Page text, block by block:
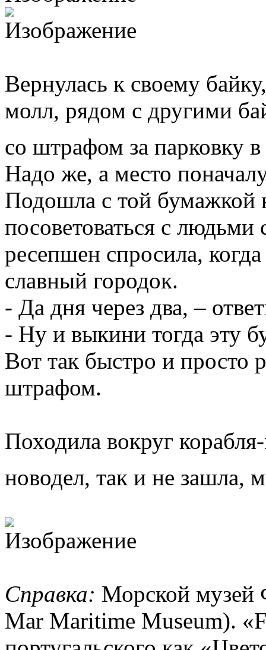
Вернулась к своему
молл, рядом с другими
со штрафом за парковку
Надо же, а место
Подошла с той бумажкой
посоветоваться с
ресепшен спросила,
славный городок.
- Да дня через два, –
- Ну и выкини тогда эту
Вот так быстро и просто
штрафом.
Походила вокруг
новодел, так и не
Справка: Морской музей
Mar Maritime Museum).